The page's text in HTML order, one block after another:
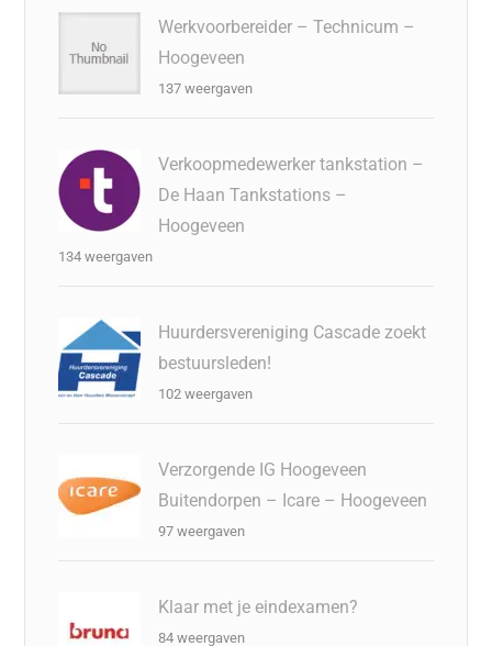
Werkvoorbereider – Technicum –
Hoogeveen
137 weergaven
Verkoopmedewerker tankstation –
De Haan Tankstations –
Hoogeveen
134 weergaven
Huurdersvereniging Cascade zoekt
bestuursleden!
102 weergaven
Verzorgende IG Hoogeveen
Buitendorpen – Icare – Hoogeveen
97 weergaven
Klaar met je eindexamen?
84 weergaven